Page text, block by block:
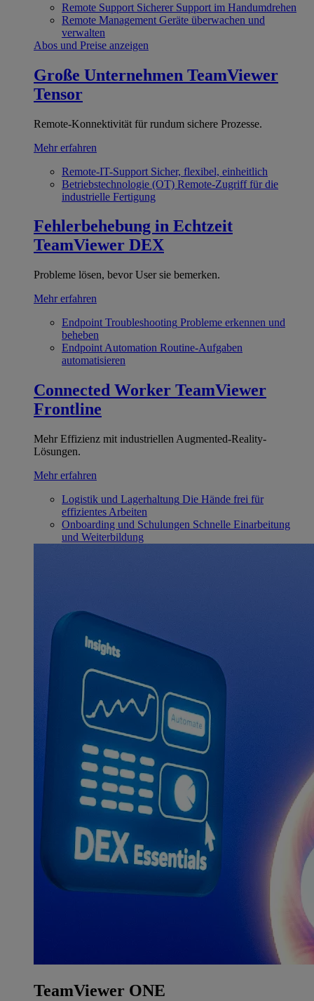
Remote Support Sicherer Support im Handumdrehen
Remote Management Geräte überwachen und
verwalten
Abos und Preise anzeigen
Große Unternehmen TeamViewer
Tensor
Remote-Konnektivität für rundum sichere Prozesse.
Mehr erfahren
Remote-IT-Support Sicher, flexibel, einheitlich
Betriebstechnologie (OT) Remote-Zugriff für die
industrielle Fertigung
Fehlerbehebung in Echtzeit
TeamViewer DEX
Probleme lösen, bevor User sie bemerken.
Mehr erfahren
Endpoint Troubleshooting Probleme erkennen und
beheben
Endpoint Automation Routine-Aufgaben
automatisieren
Connected Worker TeamViewer
Frontline
Mehr Effizienz mit industriellen Augmented-Reality-
Lösungen.
Mehr erfahren
Logistik und Lagerhaltung Die Hände frei für
effizientes Arbeiten
Onboarding und Schulungen Schnelle Einarbeitung
und Weiterbildung
TeamViewer ONE